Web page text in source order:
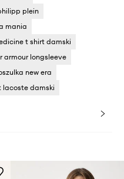
plein
mania
t shirt damski
armour longsleeve
new era
lacoste damski